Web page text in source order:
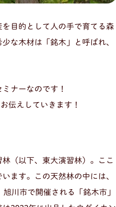
目的として人の手で育てる森
な木材は「銘木」と呼ばれ、
ナーなのです！
伝えしていきます！
（以下、東大演習林）。ここ
ます。この天然林の中には、
川市で開催される「銘木市」